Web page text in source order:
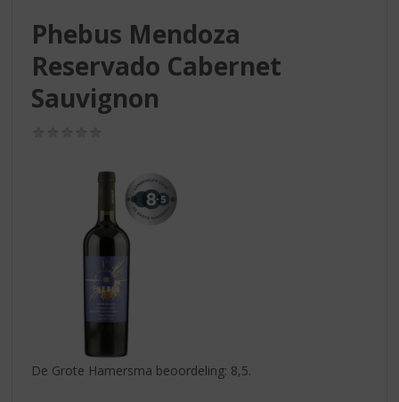
Phebus Mendoza
Reservado Cabernet
Sauvignon
De Grote Hamersma beoordeling: 8,5.